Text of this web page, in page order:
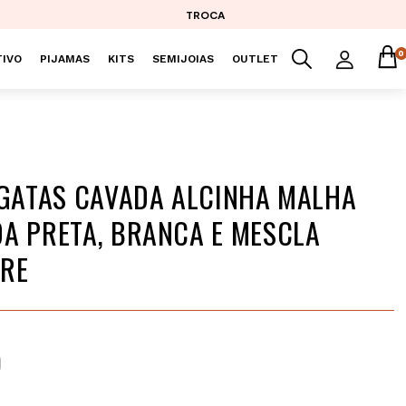
TROCA
PIJAMAS KITS SEMIJOIAS OUTLET 0
CAVADA ALCINHA MALHA
PRETA, BRANCA E MESCLA